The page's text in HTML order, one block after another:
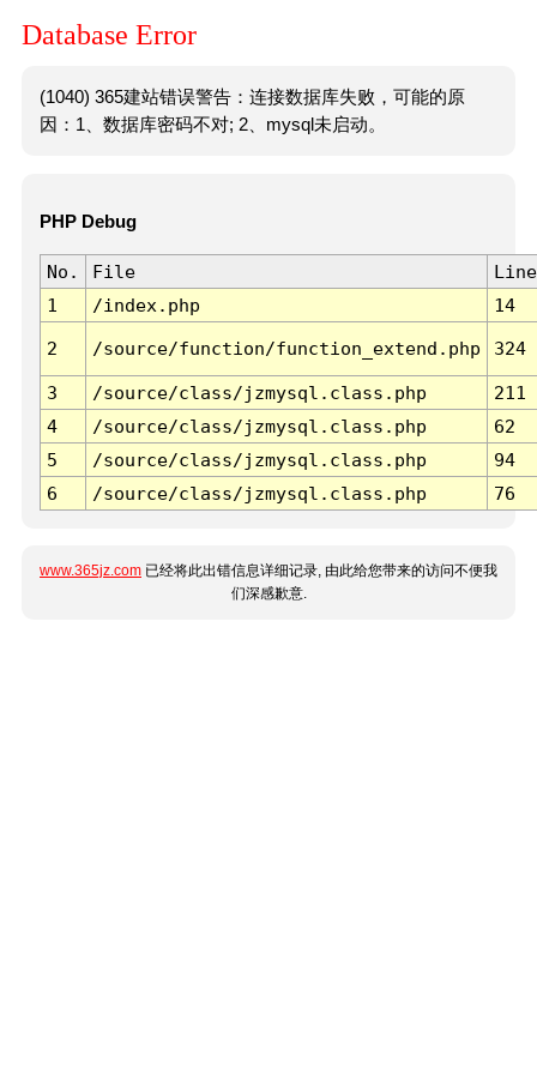
Database Error
(1040) 365建站错误警告：连接数据库失败，可能的原
因：1、数据库密码不对; 2、mysql未启动。
PHP Debug
No. File
Line
1
/index.php 14
2 /source/function/function_extend.php 324
3 /source/class/jzmysql.class.php
211
4
/source/class/jzmysql.class.php
62
5
/source/class/jzmysql.class.php
94
6
/source/class/jzmysql.class.php 76
www.365jz.com 已经将此出错信息详细记录, 由此给您带来的访问不便我
们深感歉意.